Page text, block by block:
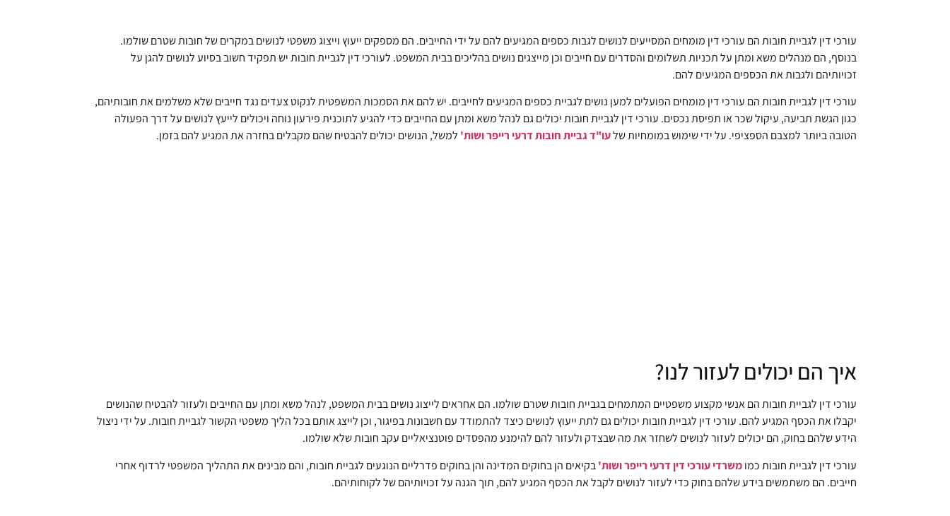
עורכי דין לגביית חובות הם עורכי דין מומחים המסייעים לנושים לגבות כספים המגיעים להם על ידי החייבים. הם מספקים ייעוץ וייצוג משפטי לנושים במקרים של חובות שטרם שולמו.
בנוסף, הם מנהלים משא ומתן על תכניות תשלומים והסדרים עם חייבים וכן מייצגים נושים בהליכים בבית המשפט. לעורכי דין לגביית חובות יש תפקיד חשוב בסיוע לנושים להגן על
זכויותיהם ולגבות את הכספים המגיעים להם.
עורכי דין לגביית חובות הם עורכי דין מומחים הפועלים למען נושים לגביית כספים המגיעים לחייבים. יש להם את הסמכות המשפטית לנקוט צעדים נגד חייבים שלא משלמים את חובותיהם,
כגון הגשת תביעה, עיקול שכר או תפיסת נכסים. עורכי דין לגביית חובות יכולים גם לנהל משא ומתן עם החייבים כדי להגיע לתוכנית פירעון נוחה ויכולים לייעץ לנושים על דרך הפעולה
הטובה ביותר למצבם הספציפי. על ידי שימוש במומחיות שלעו"ד גביית חובות דרעי רייפר ושות' למשל, הנושים יכולים להבטיח שהם מקבלים בחזרה את המגיע להם בזמן.
איך הם יכולים לעזור לנו?
עורכי דין לגביית חובות הם אנשי מקצוע משפטיים המתמחים בגביית חובות שטרם שולמו. הם אחראים לייצוג נושים בבית המשפט, לנהל משא ומתן עם החייבים ולעזור להבטיח שהנושים
יקבלו את הכסף המגיע להם. עורכי דין לגביית חובות יכולים גם לתת ייעוץ לנושים כיצד להתמודד עם חשבונות בפיגור, וכן לייצג אותם בכל הליך משפטי הקשור לגביית חובות. על ידי ניצול
הידע שלהם בחוק, הם יכולים לעזור לנושים לשחזר את מה שבצדק ולעזור להם להימנע מהפסדים פוטנציאליים עקב חובות שלא שולמו.
עורכי דין לגביית חובות כמומשרדי עורכי דין דרעי רייפר ושות'בקיאים הן בחוקים המדינה והן בחוקים פדרליים הנוגעים לגביית חובות, והם מבינים את התהליך המשפטי לרדוף אחרי
חייבים. הם משתמשים בידע שלהם בחוק כדי לעזור לנושים לקבל את הכסף המגיע להם, תוך הגנה על זכויותיהם של לקוחותיהם.